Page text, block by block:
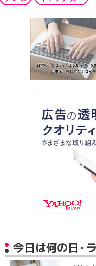
今日は何の日・